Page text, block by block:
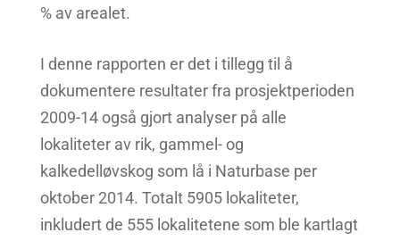
% av arealet.
I denne rapporten er det i tillegg til å
dokumentere resultater fra prosjektperioden
2009-14 også gjort analyser på alle
lokaliteter av rik, gammel- og
kalkedelløvskog som lå i Naturbase per
oktober 2014. Totalt 5905 lokaliteter,
inkludert de 555 lokalitetene som ble kartlagt